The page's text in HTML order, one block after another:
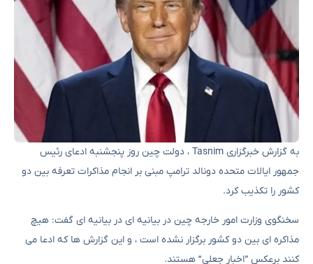
به گزارش خبرگزاری Tasnim ، دولت چین روز پنجشنبه ادعای رئیس
جمهور ایالات متحده دونالد ترامپ مبنی بر انجام مذاکرات تعرفه بین دو
کشور را تکذیب کرد.
سخنگوی وزارت امور خارجه چین در بیانیه ای در بیانیه ای گفت: هیچ
مذاکره ای بین دو کشور برگزار نشده است ، و این گزارش ها که ادعا می
کنند برعکس “اخبار جعلی” هستند.